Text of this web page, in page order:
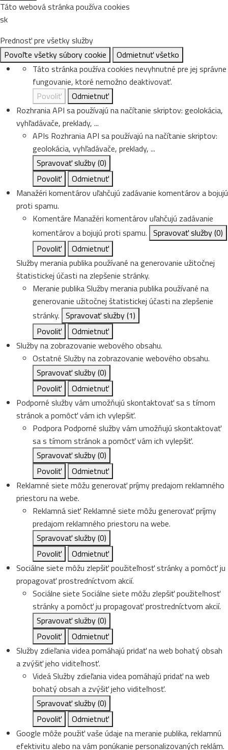
Táto webová stránka používa cookies
sk
Prednosť pre všetky služby
Povoľte všetky súbory cookie
Odmietnuť všetko
Táto stránka používa cookies nevyhnutné pre jej správne
fungovanie, ktoré nemožno deaktivovať.
Povoliť
Odmietnuť
Rozhrania API sa používajú na načítanie skriptov: geolokácia,
vyhľadávače, preklady, ...
APIs Rozhrania API sa používajú na načítanie skriptov:
geolokácia, vyhľadávače, preklady, ...
Spravovať služby(0)
Povoliť
Odmietnuť
Manažéri komentárov uľahčujú zadávanie komentárov a bojujú
proti spamu.
Komentáre Manažéri komentárov uľahčujú zadávanie
komentárov a bojujú proti spamu. Spravovať služby(0)
Povoliť
Odmietnuť
Služby merania publika používané na generovanie užitočnej
štatistickej účasti na zlepšenie stránky.
Meranie publikaSlužby merania publika používané na
generovanie užitočnej štatistickej účasti na zlepšenie
stránky. Spravovať služby(1)
Povoliť
Odmietnuť
Služby na zobrazovanie webového obsahu.
Ostatné Služby na zobrazovanie webového obsahu.
Spravovať služby(0)
Povoliť
Odmietnuť
Podporné služby vám umožňujú skontaktovať sa s tímom
stránok a pomôcť vám ich vylepšiť.
Podpora Podporné služby vám umožňujú skontaktovať
sa s tímom stránok a pomôcť vám ich vylepšiť.
Spravovať služby(0)
Povoliť
Odmietnuť
Reklamné siete môžu generovať príjmy predajom reklamného
priestoru na webe.
Reklamná sieť Reklamné siete môžu generovať príjmy
predajom reklamného priestoru na webe.
Spravovať služby(0)
Povoliť
Odmietnuť
Sociálne siete môžu zlepšiť použiteľnosť stránky a pomôcť ju
propagovať prostredníctvom akcií.
Sociálne siete Sociálne siete môžu zlepšiť použiteľnosť
stránky a pomôcť ju propagovať prostredníctvom akcií.
Spravovať služby(0)
Povoliť
Odmietnuť
Služby zdieľania videa pomáhajú pridať na web bohatý obsah
a zvýšiť jeho viditeľnosť.
VideáSlužby zdieľania videa pomáhajú pridať na web
bohatý obsah a zvýšiť jeho viditeľnosť.
Spravovať služby(0)
Povoliť
Odmietnuť
Google môže použiť vaše údaje na meranie publika, reklamnú
efektivitu alebo na vám ponúkanie personalizovaných reklám.